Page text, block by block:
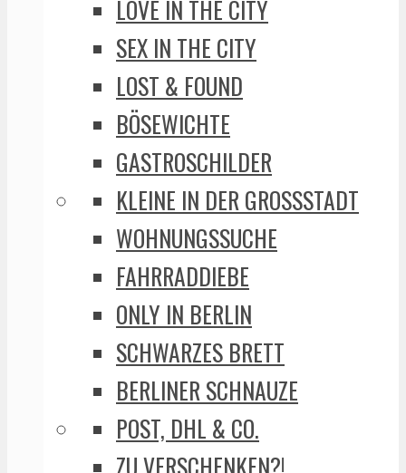
LOVE IN THE CITY
SEX IN THE CITY
LOST & FOUND
BÖSEWICHTE
GASTROSCHILDER
KLEINE IN DER GROSSSTADT
WOHNUNGSSUCHE
FAHRRADDIEBE
ONLY IN BERLIN
SCHWARZES BRETT
BERLINER SCHNAUZE
POST, DHL & CO.
ZU VERSCHENKEN?!